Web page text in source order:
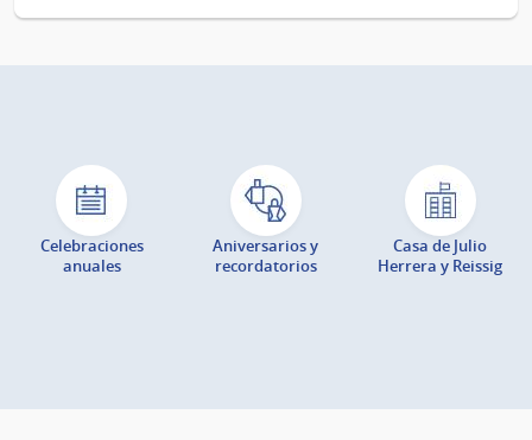
Celebraciones
anuales
Aniversarios y
recordatorios
Casa de Julio
Herrera y Reissig